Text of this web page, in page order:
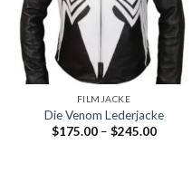
FILMJACKE
Die Venom Lederjacke
$175.00 – $245.00